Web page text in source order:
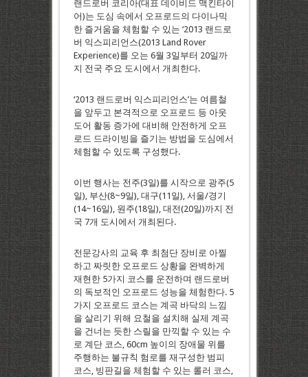
랜드로버 코리아(대표 데이비드 맥킨타이
어)는 도심 속에서 오프로드의 다이나믹
한 즐거움을 체험할 수 있는 ‘2013 랜드로
버 익스피리언스(2013 Land Rover
Experience)를 오는 6월 3일부터 20일까
지 전국 주요 도시에서 개최한다.
‘2013 랜드로버 익스피리언스’는 여름철
을 앞두고 본격적으로 오프로드 등 아웃
도어 활동 증가에 대비해 안전하게 오프
로드 드라이빙을 즐기는 방법을 도심에서
체험할 수 있도록 구성했다.
이번 행사는 전주(3일)를 시작으로 광주(5
일), 부산(8~9일), 대구(11일), 서울/경기
(14~16일), 원주(18일), 대전(20일)까지 전
국 7개 도시에서 개최된다.
전문강사의 교육 후 최첨단 장비로 아찔
하고 짜릿한 오프로드 상황을 완벽하게
재현한 5가지 코스를 운전하며 랜드로버
의 독보적인 오프로드 성능을 체험한다. 5
가지 오프로드 코스는 계곡 바닥의 느낌
을 살리기 위해 요철을 설치해 실제 계곡
을 건너는 듯한 스릴을 만끽할 수 있는 수
로 계단 코스, 60cm 높이의 장애물 위를
주행하는 불규칙 험로를 재구성한 범피
코스, 빙판길을 체험할 수 있는 롤러 코스,